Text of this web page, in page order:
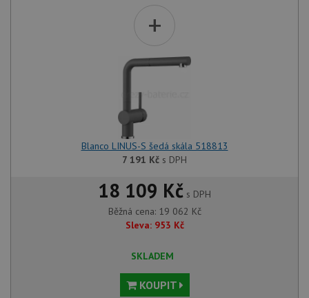
+
Blanco LINUS-S šedá skála 518813
7 191 Kč s DPH
18 109 Kč s DPH
Běžná cena: 19 062 Kč
Sleva: 953 Kč
SKLADEM
KOUPIT